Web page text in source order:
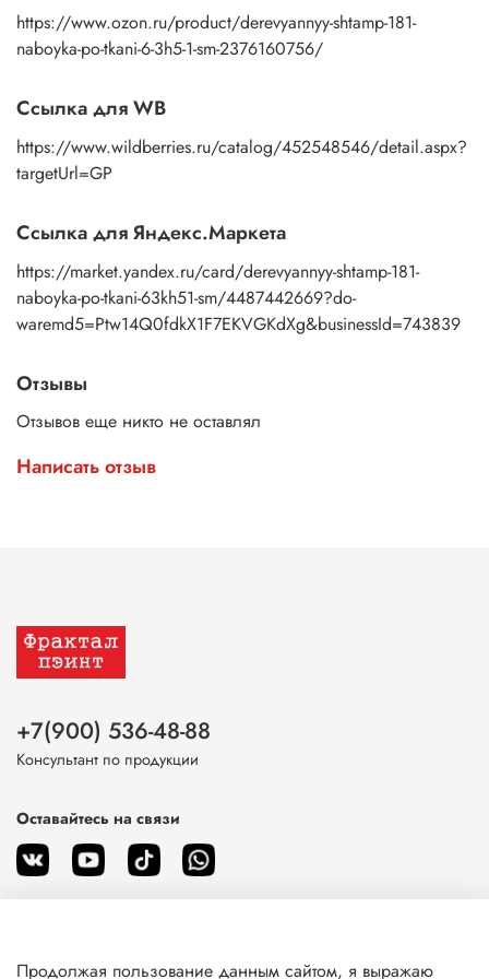
https://www.ozon.ru/product/derevyannyy-shtamp-181-
naboyka-po-tkani-6-3h5-1-sm-2376160756/
Ссылка для WB
https://www.wildberries.ru/catalog/452548546/detail.aspx?
targetUrl=GP
Ссылка для Яндекс.Маркета
https://market.yandex.ru/card/derevyannyy-shtamp-181-
naboyka-po-tkani-63kh51-sm/4487442669?do-
waremd5=Ptw14Q0fdkX1F7EKVGKdXg&businessId=743839
Отзывы
Отзывов еще никто не оставлял
Написать отзыв
+7(900) 536-48-88
Консультант по продукции
Оставайтесь на связи
Продолжая пользование данным сайтом, я выражаю